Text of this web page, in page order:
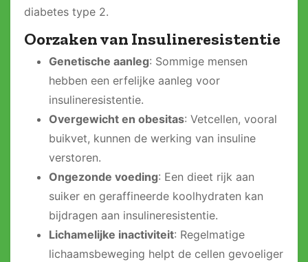
diabetes type 2.
Oorzaken van Insulineresistentie
Genetische aanleg: Sommige mensen
hebben een erfelijke aanleg voor
insulineresistentie.
Overgewicht en obesitas: Vetcellen, vooral
buikvet, kunnen de werking van insuline
verstoren.
Ongezonde voeding: Een dieet rijk aan
suiker en geraffineerde koolhydraten kan
bijdragen aan insulineresistentie.
Lichamelijke inactiviteit: Regelmatige
lichaamsbeweging helpt de cellen gevoeliger